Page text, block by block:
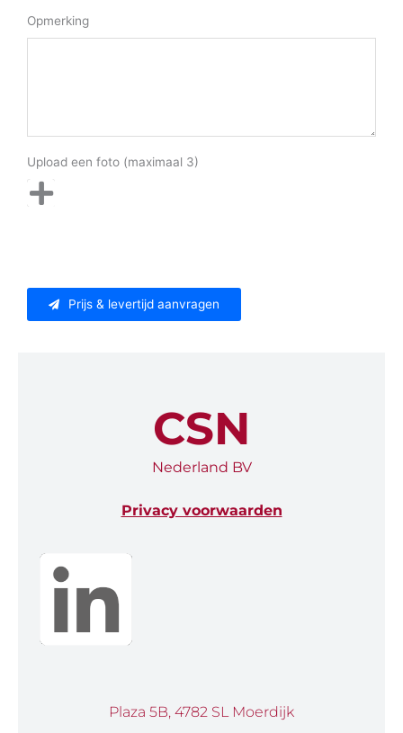
Opmerking
Upload een foto (maximaal 3)
Prijs & levertijd aanvragen
CSN
Nederland BV
Privacy voorwaarden
Plaza 5B, 4782 SL Moerdijk